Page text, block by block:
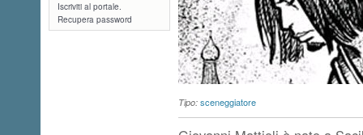
Iscriviti al portale.
Recupera password
Tipo: sceneggiatore